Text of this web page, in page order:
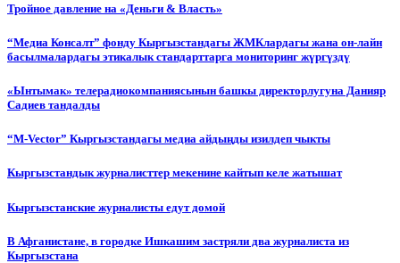
Тройное давление на «Деньги & Власть»
“Медиа Консалт” фонду Кыргызстандагы ЖМКлардагы жана он-лайн
басылмалардагы этикалык стандарттарга мониторинг жүргүздү
«Ынтымак» телерадиокомпаниясынын башкы директорлугуна Данияр
Садиев тандалды
“М-Vector” Кыргызстандагы медиа айдыңды изилдеп чыкты
Кыргызстандык журналисттер мекенине кайтып келе жатышат
Кыргызстанские журналисты едут домой
В Афганистане, в городке Ишкашим застряли два журналиста из
Кыргызстана